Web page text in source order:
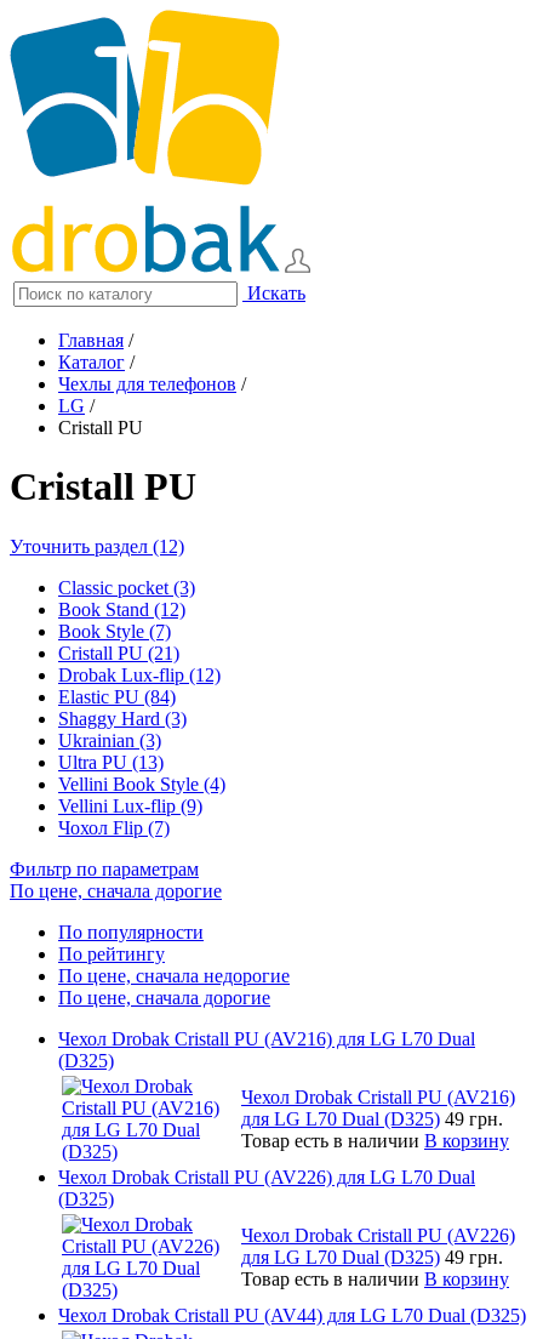
Искать
Главная /
Каталог /
Чехлы для телефонов /
LG /
Cristall PU
Cristall PU
Уточнить раздел (12)
Classic pocket (3)
Book Stand (12)
Book Style (7)
Cristall PU (21)
Drobak Lux-flip (12)
Elastic PU (84)
Shaggy Hard (3)
Ukrainian (3)
Ultra PU (13)
Vellini Book Style (4)
Vellini Lux-flip (9)
Чохол Flip (7)
Фильтр по параметрам
По цене, сначала дорогие
По популярности
По рейтингу
По цене, сначала недорогие
По цене, сначала дорогие
Чехол Drobak Cristall PU (AV216) для LG L70 Dual
(D325)
Чехол Drobak Cristall PU (AV216)
для LG L70 Dual (D325) 49 грн.
Товар есть в наличии В корзину
Чехол Drobak Cristall PU (AV226) для LG L70 Dual
(D325)
Чехол Drobak Cristall PU (AV226)
для LG L70 Dual (D325) 49 грн.
Товар есть в наличии В корзину
Чехол Drobak Cristall PU (AV44) для LG L70 Dual (D325)